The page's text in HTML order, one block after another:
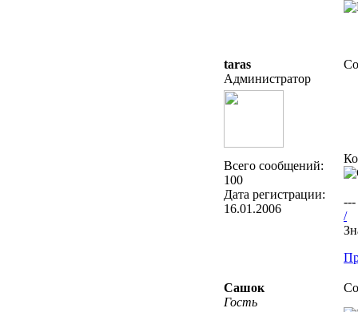
taras
Администратор
Всего сообщений:
100
Дата регистрации:
16.01.2006
---
/
Сашок
Гость